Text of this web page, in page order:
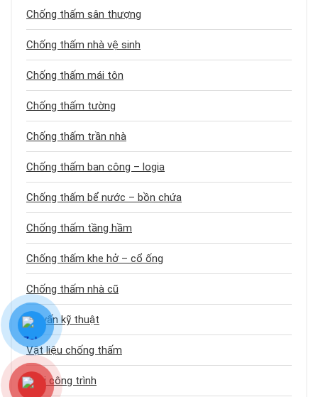
Chống thấm sân thượng
Chống thấm nhà vệ sinh
Chống thấm mái tôn
Chống thấm tường
Chống thấm trần nhà
Chống thấm ban công – logia
Chống thấm bể nước – bồn chứa
Chống thấm tầng hầm
Chống thấm khe hở – cổ ống
Chống thấm nhà cũ
Tư vấn kỹ thuật
Vật liệu chống thấm
Loại công trình